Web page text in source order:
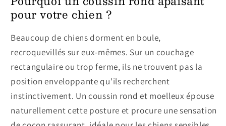
pour votre chien ?
Beaucoup de chiens dorment en boule,
recroquevillés sur eux-mêmes. Sur un couchage
rectangulaire ou trop ferme, ils ne trouvent pas la
position enveloppante qu'ils recherchent
instinctivement. Un coussin rond et moelleux épouse
naturellement cette posture et procure une sensation